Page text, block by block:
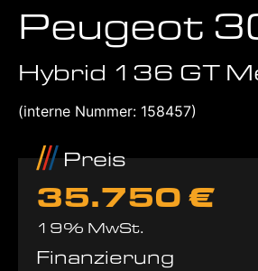
Peugeot
Hybrid 136 GT
(interne Nummer: 158457)
Preis
35.750 €
19% MwSt.
Finanzierung